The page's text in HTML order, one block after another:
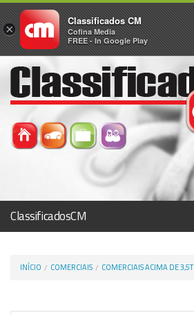
ClassificadosCM
Histórico
INÍCIO COMERCIAIS COMERCIAIS ACIMA DE 3,5T
×
Classificados CM
Cofina Media
FREE - In Google Play